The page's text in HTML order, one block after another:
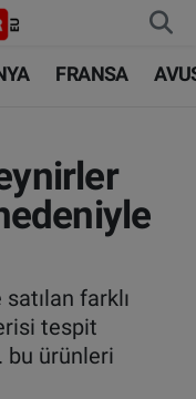
FRANSA
farklı
tespit
bu ürünleri